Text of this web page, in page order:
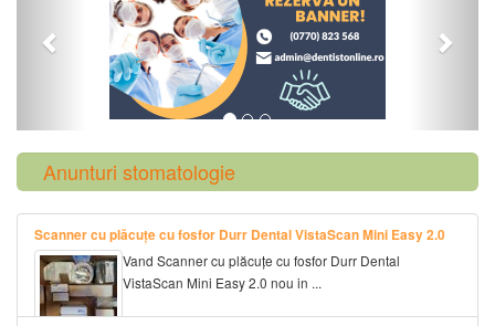
Anunturi stomatologie
Scanner cu plăcuțe cu fosfor Durr Dental VistaScan Mini Easy 2.0
Vand Scanner cu plăcuțe cu fosfor Durr Dental
VistaScan Mini Easy 2.0 nou in ...